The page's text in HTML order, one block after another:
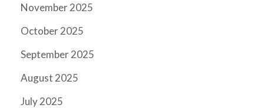
November 2025
October 2025
September 2025
August 2025
July 2025